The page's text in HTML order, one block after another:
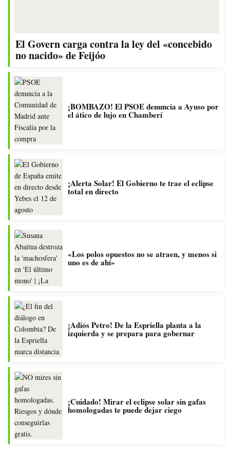
El Govern carga contra la ley del «concebido
no nacido» de Feijóo
¡BOMBAZO! El PSOE denuncia a Ayuso por
el ático de lujo en Chamberí
¡Alerta Solar! El Gobierno te trae el eclipse
total en directo
«Los polos opuestos no se atraen, y menos si
uno es de ahí»
¡Adiós Petro! De la Espriella planta a la
izquierda y se prepara para gobernar
¡Cuidado! Mirar el eclipse solar sin gafas
homologadas te puede dejar ciego